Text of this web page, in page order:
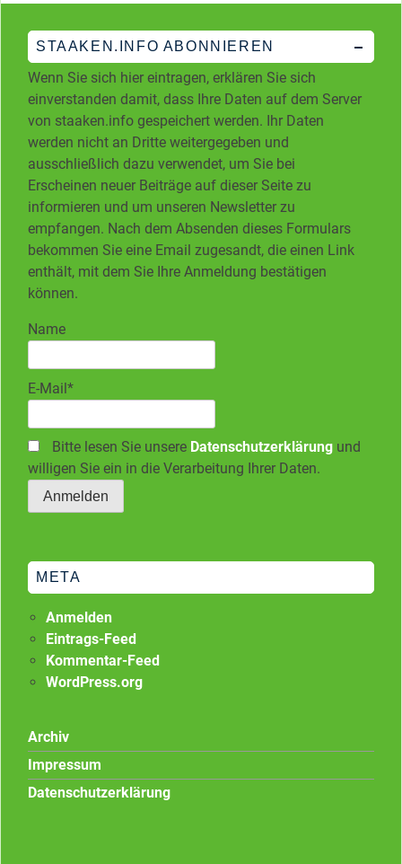
STAAKEN.INFO ABONNIEREN
Wenn Sie sich hier eintragen, erklären Sie sich
einverstanden damit, dass Ihre Daten auf dem Server
von staaken.info gespeichert werden. Ihr Daten
werden nicht an Dritte weitergegeben und
ausschließlich dazu verwendet, um Sie bei
Erscheinen neuer Beiträge auf dieser Seite zu
informieren und um unseren Newsletter zu
empfangen. Nach dem Absenden dieses Formulars
bekommen Sie eine Email zugesandt, die einen Link
enthält, mit dem Sie Ihre Anmeldung bestätigen
können.
Name
E-Mail*
Bitte lesen Sie unsere Datenschutzerklärung und
willigen Sie ein in die Verarbeitung Ihrer Daten.
META
Anmelden
Eintrags-Feed
Kommentar-Feed
WordPress.org
Archiv
Impressum
Datenschutzerklärung